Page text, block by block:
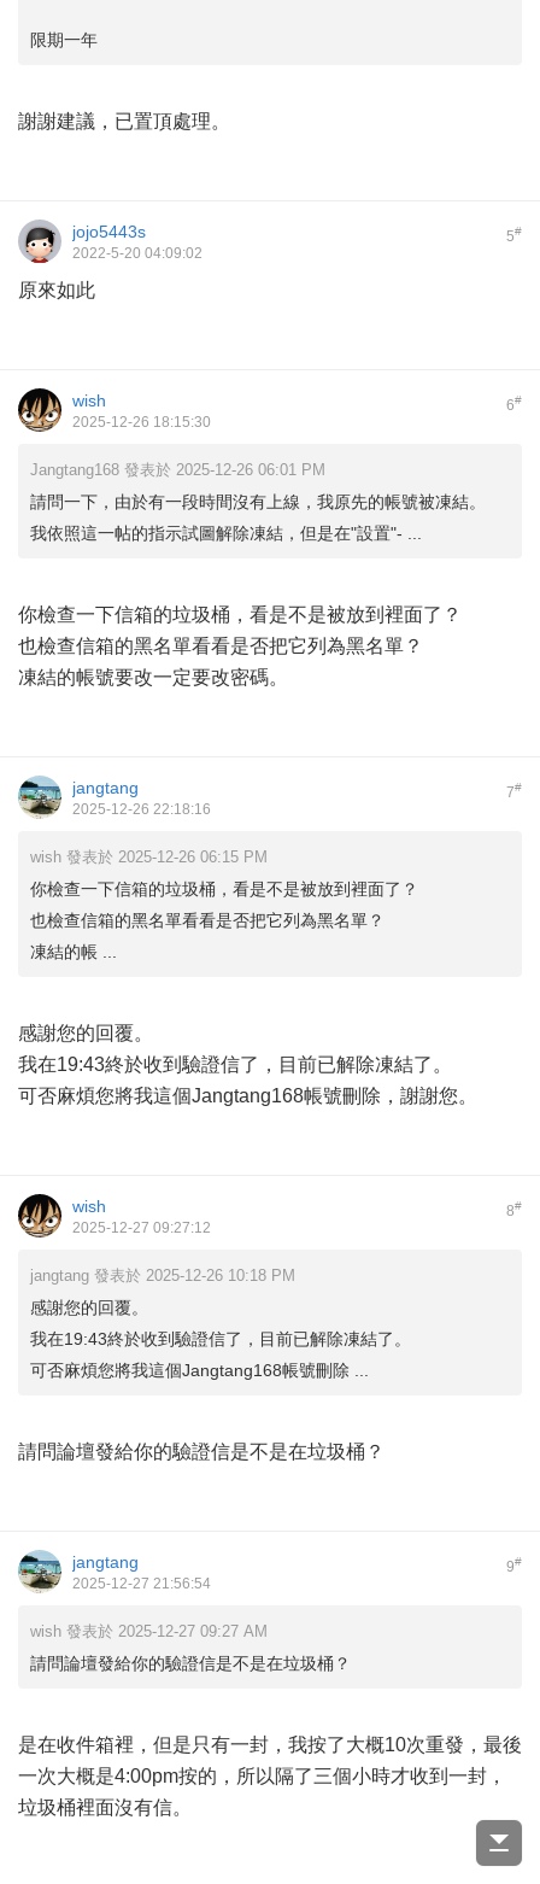
限期一年
謝謝建議，已置頂處理。
5#
jojo5443s
2022-5-20 04:09:02
原來如此
6#
wish
2025-12-26 18:15:30
Jangtang168 發表於 2025-12-26 06:01 PM
請問一下，由於有一段時間沒有上線，我原先的帳號被凍結。
我依照這一帖的指示試圖解除凍結，但是在"設置"- ...
你檢查一下信箱的垃圾桶，看是不是被放到裡面了？
也檢查信箱的黑名單看看是否把它列為黑名單？
凍結的帳號要改一定要改密碼。
7#
jangtang
2025-12-26 22:18:16
wish 發表於 2025-12-26 06:15 PM
你檢查一下信箱的垃圾桶，看是不是被放到裡面了？
也檢查信箱的黑名單看看是否把它列為黑名單？
凍結的帳 ...
感謝您的回覆。
我在19:43終於收到驗證信了，目前已解除凍結了。
可否麻煩您將我這個Jangtang168帳號刪除，謝謝您。
8#
wish
2025-12-27 09:27:12
jangtang 發表於 2025-12-26 10:18 PM
感謝您的回覆。
我在19:43終於收到驗證信了，目前已解除凍結了。
可否麻煩您將我這個Jangtang168帳號刪除 ...
請問論壇發給你的驗證信是不是在垃圾桶？
9#
jangtang
2025-12-27 21:56:54
wish 發表於 2025-12-27 09:27 AM
請問論壇發給你的驗證信是不是在垃圾桶？
是在收件箱裡，但是只有一封，我按了大概10次重發，最後
一次大概是4:00pm按的，所以隔了三個小時才收到一封，
垃圾桶裡面沒有信。